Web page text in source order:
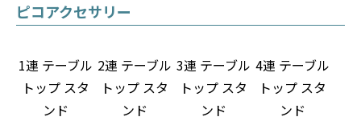
ピコアクセサリー
1連 テーブル
トップ スタ
ンド
2連 テーブル
トップ スタ
ンド
3連 テーブル
トップ スタ
ンド
4連 テーブル
トップ スタ
ンド